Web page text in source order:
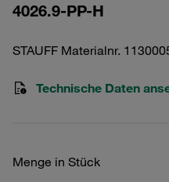
4026.9-PP-H
STAUFF Materialnr.
Technische Daten
Menge in Stück